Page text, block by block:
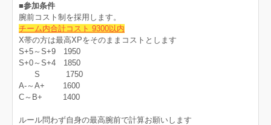
■参加条件
腕前コスト制を採用します。
チーム内合計コスト 9300以内
X帯の方は最高XPをそのままコストとします
S+5～S+9 1950
S+0～S+4 1850
S 1750
A-～A+ 1600
C～B+ 1400
ルール問わず自身の最高腕前で計算お願いします